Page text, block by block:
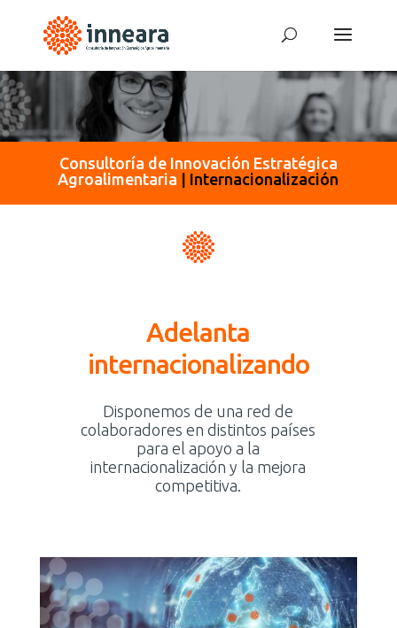
Consultoría de Innovación Estratégica
Agroalimentaria
Internacionalización
Adelanta
internacionalizando
Disponemos de una red de
colaboradores en distintos países
para el apoyo a la
internacionalización y la mejora
competitiva.